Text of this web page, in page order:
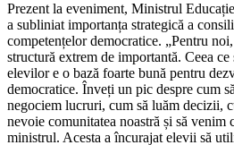
Prezent la eveniment, Ministrul
a subliniat importanța strategică a
competențelor democratice. „Pentru
structură extrem de importantă. Ceea
elevilor e o bază foarte bună pentru
democratice. Înveți un pic despre cum
negociem lucruri, cum să luăm decizii,
nevoie comunitatea noastră și să venim
ministrul. Acesta a încurajat elevii să